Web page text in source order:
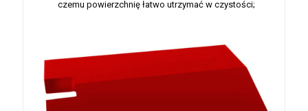
czemu powierzchnię łatwo utrzymać w czystości;